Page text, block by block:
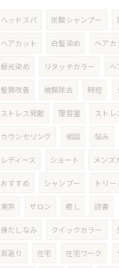
ヘッドスパ 炭酸シャンプー
ヘアカット 白髪染め ヘアカ
根元染め リタッチカラー ヘ
髪質改善 被膜除去 時短
ストレス発散 理容室 ストレ
カウンセリング 相談 悩み
レディース ショート メンズ
おすすめ シャンプー トリ
東京 サロン 癒し 読書
身だしなみ クイックカラー
若返り 在宅 在宅ワーク